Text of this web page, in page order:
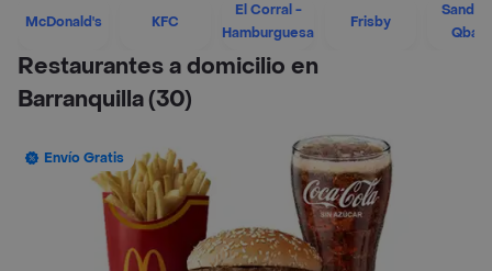
McDonald's KFC
El Corral -
Hamburguesa
Frisby
Restaurantes a domicilio en
Barranquilla(30)
Envío Gratis